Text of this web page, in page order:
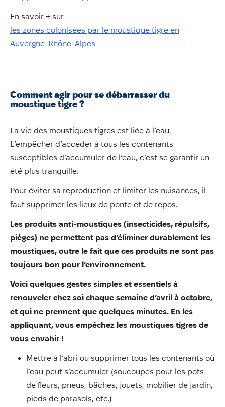
En savoir + sur
les zones colonisées par le moustique tigre en
Auvergne-Rhône-Alpes
Comment agir pour se débarrasser du
moustique tigre ?
La vie des moustiques tigres est liée à l’eau.
L‘empêcher d’accéder à tous les contenants
susceptibles d’accumuler de l’eau, c’est se garantir un
été plus tranquille.
Pour éviter sa reproduction et limiter les nuisances, il
faut supprimer les lieux de ponte et de repos.
Les produits anti-moustiques (insecticides, répulsifs,
pièges) ne permettent pas d’éliminer durablement les
moustiques, outre le fait que ces produits ne sont pas
toujours bon pour l’environnement.
Voici quelques gestes simples et essentiels à
renouveler chez soi chaque semaine d’avril à octobre,
et qui ne prennent que quelques minutes. En les
appliquant, vous empêchez les moustiques tigres de
vous envahir !
Mettre à l’abri ou supprimer tous les contenants où
l’eau peut s’accumuler (soucoupes pour les pots
de fleurs, pneus, bâches, jouets, mobilier de jardin,
pieds de parasols, etc.)